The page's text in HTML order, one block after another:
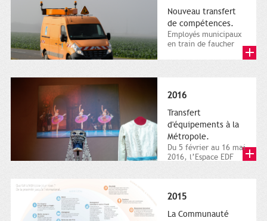
Nouveau transfert
de compétences.
Employés municipaux
en train de faucher
2016
Transfert
d'équipements à la
Métropole.
Du 5 février au 16 mai
2016, l’Espace EDF
2015
La Communauté